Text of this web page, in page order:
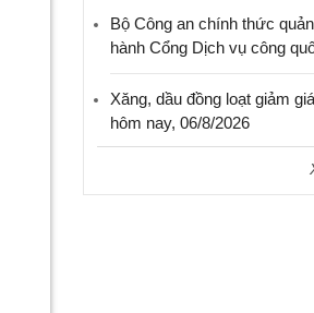
Bộ Công an chính thức
hành Cổng Dịch vụ công
Xăng, dầu đồng loạt giảm
hôm nay, 06/8/2026